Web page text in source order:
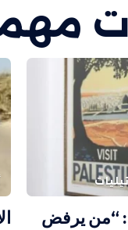
: “من يرفض